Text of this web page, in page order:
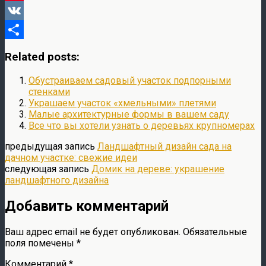
Pinterest
VK
Related posts:
Обустраиваем садовый участок подпорными
стенками
Украшаем участок «хмельными» плетями
Малые архитектурные формы в вашем саду
Все что вы хотели узнать о деревьях крупномерах
предыдущая запись Ландшафтный дизайн сада на
дачном участке: свежие идеи
следующая запись Домик на дереве: украшение
ландшафтного дизайна
Добавить комментарий
Ваш адрес email не будет опубликован. Обязательные
поля помечены *
Комментарий *